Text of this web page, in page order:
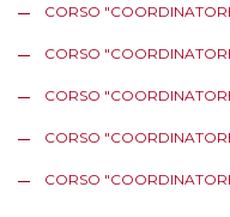
CORSO
CORSO
CORSO
CORSO
CORSO